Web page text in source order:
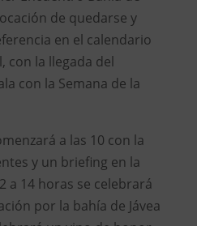
de quedarse y
en el calendario
con la llegada del
con la Semana de la
a las 10 con la
y un briefing en la
a 14 horas se celebrará
por la bahía de Jávea